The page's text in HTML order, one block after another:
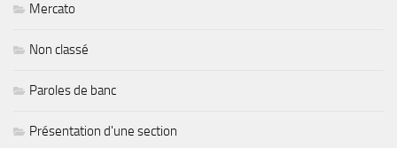
Mercato
Non classé
Paroles de banc
Présentation d'une section